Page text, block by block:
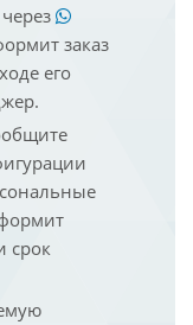
заказ
его
срок